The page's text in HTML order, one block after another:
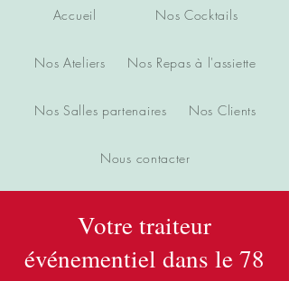
Accueil Nos Cocktails
Nos Ateliers Nos Repas à l'assiette
Nos Salles partenaires Nos Clients
Nous contacter
Votre traiteur
événementiel dans le 78